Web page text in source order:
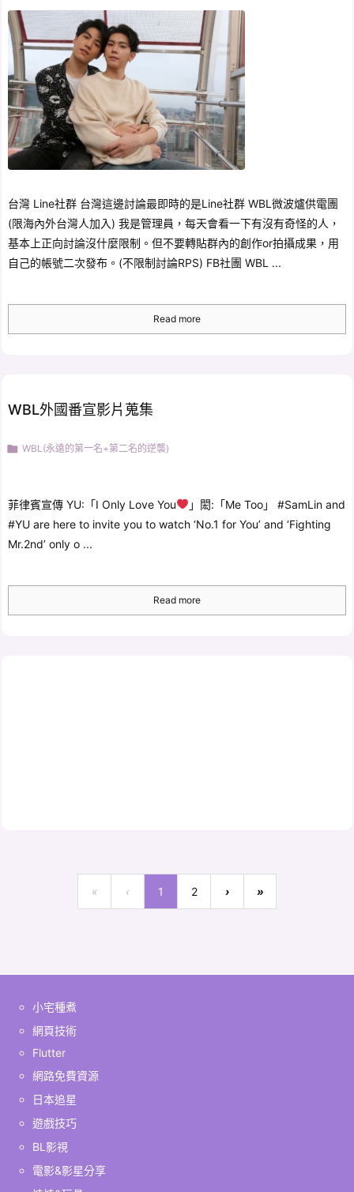
台灣 Line社群 台灣這邊討論最即時的是Line社群 WBL微波爐供電團
(限海內外台灣人加入) 我是管理員，每天會看一下有沒有奇怪的人，
基本上正向討論沒什麼限制。但不要轉貼群內的創作or拍攝成果，用
自己的帳號二次發布。(不限制討論RPS) FB社團 WBL ...
Read more
WBL外國番宣影片蒐集
 WBL(永遠的第一名+第二名的逆襲)
菲律賓宣傳 YU:「I Only Love You
」閎:「Me Too」 #SamLin and
#YU are here to invite you to watch ‘No.1 for You’ and ‘Fighting
Mr.2nd’ only o ...
Read more
« ‹ 1 2 › »
小宅種煮
網頁技術
Flutter
網路免費資源
日本追星
遊戲技巧
BL影視
電影&影星分享